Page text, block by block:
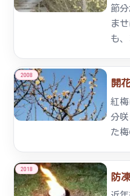
よ
は
節
ま
も
じ
荒
ば
に
り
り
2008
開
紅
分
た
か
本
き
6分
2018
防